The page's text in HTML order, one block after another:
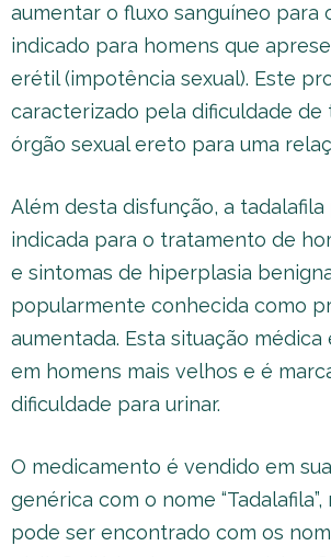
aumentar o fluxo sanguíneo para
indicado para homens que
erétil (impotência sexual). Este
caracterizado pela dificuldade de
órgão sexual ereto para uma
Além desta disfunção, a
indicada para o tratamento de
e sintomas de hiperplasia
popularmente conhecida como
aumentada. Esta situação médica
em homens mais velhos e é
dificuldade para urinar.
O medicamento é vendido em
genérica com o nome
pode ser encontrado com os